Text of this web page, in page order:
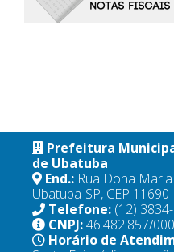
Prefeitura
de Ubatuba
End.: Rua Dona Maria
Ubatuba-SP, CEP
Telefone: (12)
CNPJ:46.482.857/
Horário de